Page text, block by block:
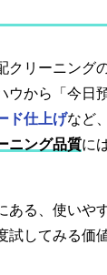
クリーニング
ウから「今日
ド仕上げなど、
ニング品質に
ある、使いや
試してみる価